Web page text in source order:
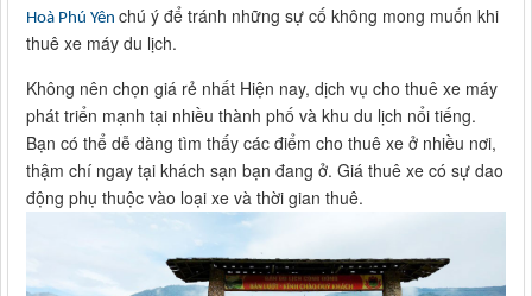
Hoà Phú Yên chú ý để tránh những sự cố không mong muốn khi
thuê xe máy du lịch.
Không nên chọn giá rẻ nhất Hiện nay, dịch vụ cho thuê xe máy
phát triển mạnh tại nhiều thành phố và khu du lịch nổi tiếng.
Bạn có thể dễ dàng tìm thấy các điểm cho thuê xe ở nhiều nơi,
thậm chí ngay tại khách sạn bạn đang ở. Giá thuê xe có sự dao
động phụ thuộc vào loại xe và thời gian thuê.